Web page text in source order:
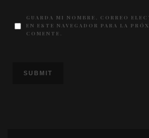
GUARDA MI NOMBRE, CORREO
EN ESTE NAVEGADOR PARA LA
COMENTE.